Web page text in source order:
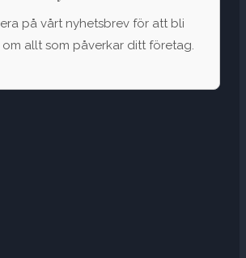
på vårt nyhetsbrev för att bli
allt som påverkar ditt företag.